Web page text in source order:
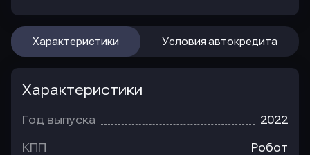
Характеристики Условия автокредита
Характеристики
Год выпуска 2022
КПП Робот